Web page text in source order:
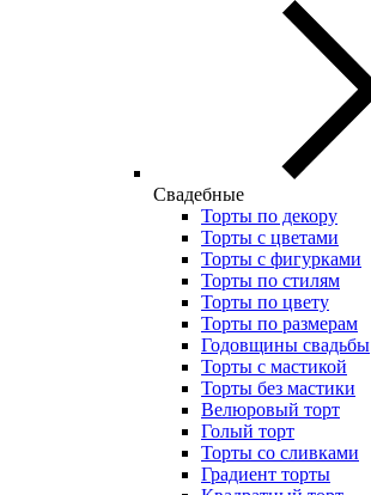
Свадебные
Торты по декору
Торты с цветами
Торты с фигурками
Торты по стилям
Торты по цвету
Торты по размерам
Годовщины свадьбы
Торты с мастикой
Торты без мастики
Велюровый торт
Голый торт
Торты со сливками
Градиент торты